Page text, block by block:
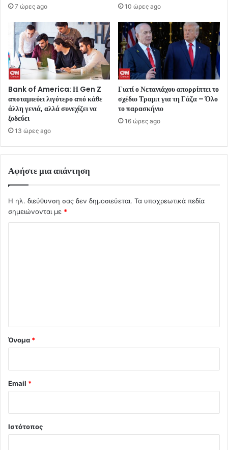
7 ώρες ago 10 ώρες ago
Bank of America: Η Gen Z
αποταμιεύει λιγότερο από κάθε
άλλη γενιά, αλλά συνεχίζει να
ξοδεύει
13 ώρες ago
Γιατί ο Νετανιάχου απορρίπτει το
σχέδιο Τραμπ για τη Γάζα – Όλο
το παρασκήνιο
16 ώρες ago
Αφήστε μια απάντηση
Η ηλ. διεύθυνση σας δεν δημοσιεύεται. Τα υποχρεωτικά πεδία
σημειώνονται με *
Όνομα *
Email *
Ιστότοπος